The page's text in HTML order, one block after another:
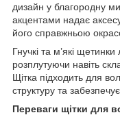
дизайн у благородну
акцентами надає
його справжньою
Гнучкі та м’які
розплутуючи навіть
Щітка підходить для
структуру та
Переваги щітки для